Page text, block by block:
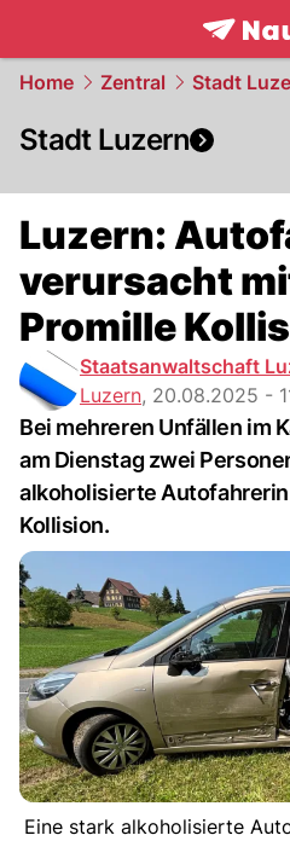
Home Zentral Stadt
Stadt Luzern
Luzern:
verursacht
Promille
Staatsanwaltschaft
Luzern, 20.08.2025 -
Bei mehreren Unfällen im
am Dienstag zwei
alkoholisierte
Kollision.
Eine stark alkoholisierte